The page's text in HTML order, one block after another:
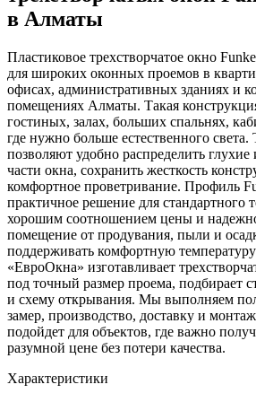
в Алматы
Пластиковое трехстворчатое окно
для широких оконных проемов в
офисах, административных зданиях и
помещениях Алматы. Такая
гостиных, залах, больших спальнях,
где нужно больше естественного света.
позволяют удобно распределить
части окна, сохранить жесткость
комфортное проветривание. Профиль
практичное решение для стандартного
хорошим соотношением цены и
помещение от продувания, пыли и
поддерживать комфортную
«ЕвроОкна» изготавливает
под точный размер проема, подбирает
и схему открывания. Мы выполняем
замер, производство, доставку и
подойдет для объектов, где важно
разумной цене без потери качества.
Характеристики